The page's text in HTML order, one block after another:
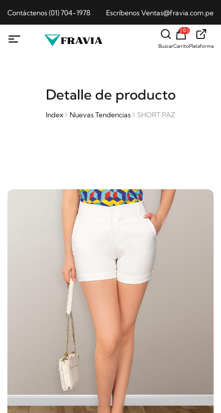
Contáctenos (01) 704-1978 Escríbenos Ventas@fravia.com.pe
Buscar
( 0 )
CarritoPlataforma
Detalle de producto
Index Nuevas Tendencias SHORT PAZ